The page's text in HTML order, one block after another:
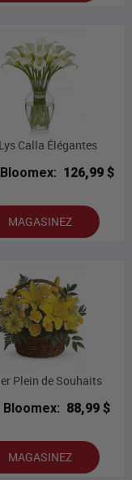
Calla Élégantes
126,99 $
MAGASINEZ
Plein de Souhaits
Bloomex: 88,99 $
MAGASINEZ